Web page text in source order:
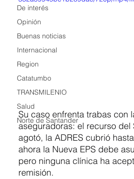
De interés
Opinión
Buenas noticias
Internacional
Region
Catatumbo
TRANSMILENIO
Salud
Norte de Santander
Su caso enfrenta trabas con
aseguradoras: el recurso del
agotó, la ADRES cubrió
ahora la Nueva EPS debe
pero ninguna clínica ha
remisión.